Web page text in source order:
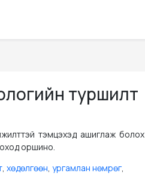
туршилт
тэмцэхэд ашиглаж болох
оршино.
, хөдөлгөөн, ургамлан нөмрөг,